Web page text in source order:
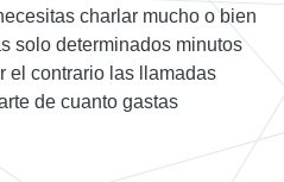
charlar mucho o bien
solo determinados minutos
el contrario las llamadas
de cuanto gastas